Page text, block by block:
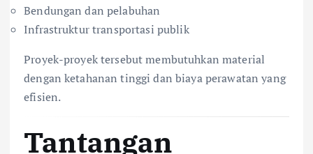
Bendungan dan pelabuhan
Infrastruktur transportasi publik
Proyek-proyek tersebut membutuhkan material
dengan ketahanan tinggi dan biaya perawatan yang
efisien.
Tantangan